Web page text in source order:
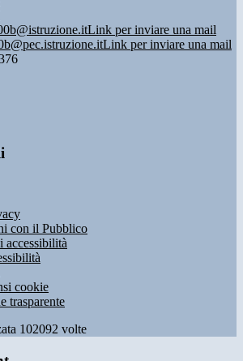
Link per inviare una mail
Link per inviare una mail
con il Pubblico
accessibilità
cookie
trasparente
102092 volte